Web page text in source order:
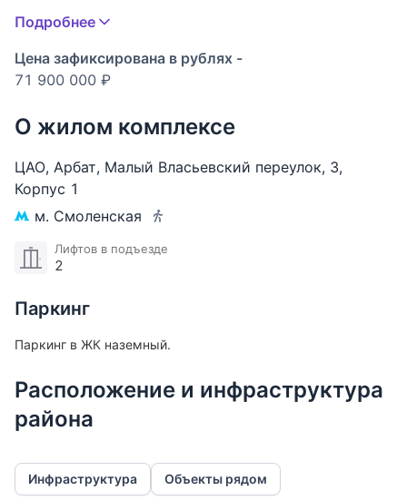
электрокамин. Пол с подогревом. Установлены
деревянные стеклопакеты. Огороженная
территория дома, имеется парковочное место.
инфраструктура: много магазинов, парк, школы,
места для отдыха, метро в шаговой доступности.
Один собственник, в собственности более 5 лет.
ОПЕРАТИВНЫЙ ПОКАЗ. ЗВОНИТЕ УВАЖАЕМЫЕ
ПОКУПАТЕЛИ И КОЛЛЕГИ.
Подробнее
Цена зафиксирована в рублях -
71 900 000 ₽
О жилом комплексе
ЦАО, Арбат, Малый Власьевский переулок, 3,
Корпус 1
м. Смоленская
Лифтов в подъезде
2
Паркинг
Паркинг в ЖК наземный.
Расположение и инфраструктура
района
Инфраструктура Объекты рядом